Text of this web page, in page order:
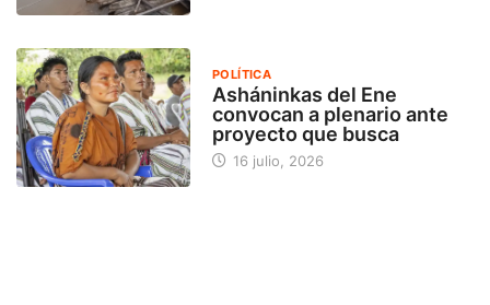
POLÍTICA
Asháninkas del Ene
convocan a plenario ante
proyecto que busca
16 julio, 2026